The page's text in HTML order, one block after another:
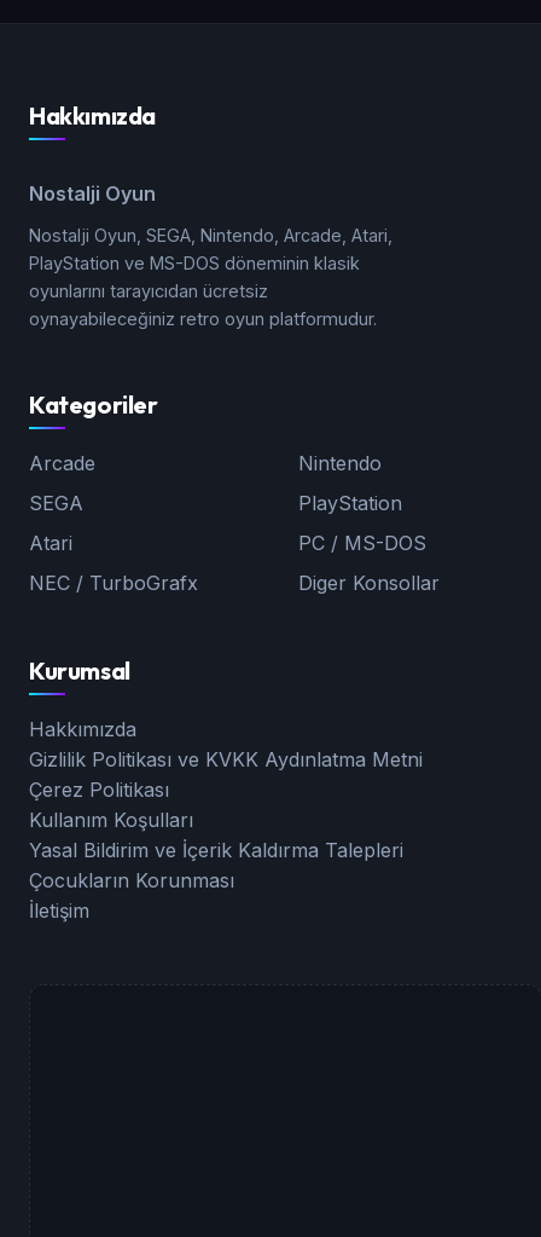
Hakkımızda
Nostalji Oyun
Nostalji Oyun, SEGA, Nintendo, Arcade, Atari,
PlayStation ve MS-DOS döneminin klasik
oyunlarını tarayıcıdan ücretsiz
oynayabileceğiniz retro oyun platformudur.
Kategoriler
Arcade
Nintendo
SEGA
PlayStation
Atari
PC / MS-DOS
NEC / TurboGrafx
Diger Konsollar
Kurumsal
Hakkımızda
Gizlilik Politikası ve KVKK Aydınlatma Metni
Çerez Politikası
Kullanım Koşulları
Yasal Bildirim ve İçerik Kaldırma Talepleri
Çocukların Korunması
İletişim